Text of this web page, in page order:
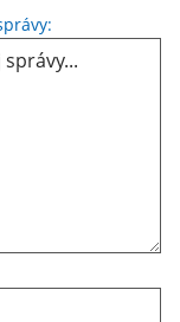
Text vašej